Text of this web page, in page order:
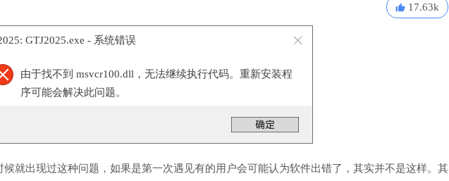
17.63k
GTJ2025.exe - 系统错误
由于找不到 msvcr100.dll，无法继续执行代码。重新安装程
序可能会解决此问题。
就出现过这种问题，如果是第一次遇见有的用户会可能认为软件出错了，其实并不是这样。其